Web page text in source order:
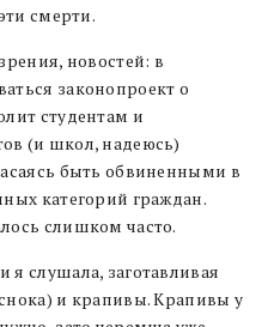
смерти.
новостей: в
законопроект о
студентам и
(и школ, надеюсь)
быть обвиненными в
категорий граждан.
слишком часто.
я слушала, заготавливая
и крапивы. Крапивы у